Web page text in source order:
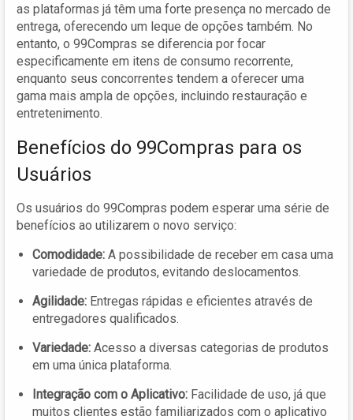
as plataformas já têm uma forte presença no mercado de
entrega, oferecendo um leque de opções também. No
entanto, o 99Compras se diferencia por focar
especificamente em itens de consumo recorrente,
enquanto seus concorrentes tendem a oferecer uma
gama mais ampla de opções, incluindo restauração e
entretenimento.
Benefícios do 99Compras para os
Usuários
Os usuários do 99Compras podem esperar uma série de
benefícios ao utilizarem o novo serviço:
Comodidade: A possibilidade de receber em casa uma
variedade de produtos, evitando deslocamentos.
Agilidade: Entregas rápidas e eficientes através de
entregadores qualificados.
Variedade: Acesso a diversas categorias de produtos
em uma única plataforma.
Integração com o Aplicativo: Facilidade de uso, já que
muitos clientes estão familiarizados com o aplicativo